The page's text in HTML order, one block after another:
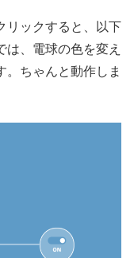
リックすると、以下
、電球の色を変え
。ちゃんと動作しま